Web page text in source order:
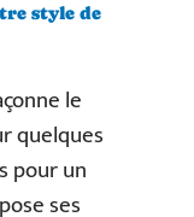
style de
le
quelques
pour un
ses